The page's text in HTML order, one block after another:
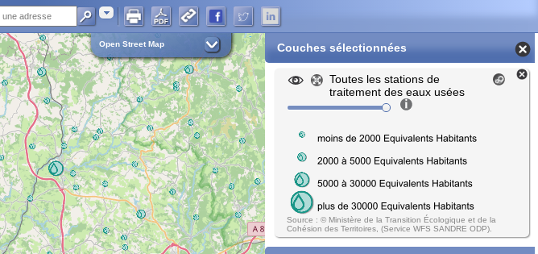
Adresse
Open Street Map Couches sélectionnées
Toutes les stations de
traitement des eaux usées
Source : © Ministère de la Transition Écologique et de la
Cohésion des Territoires, (Service WFS SANDRE ODP).